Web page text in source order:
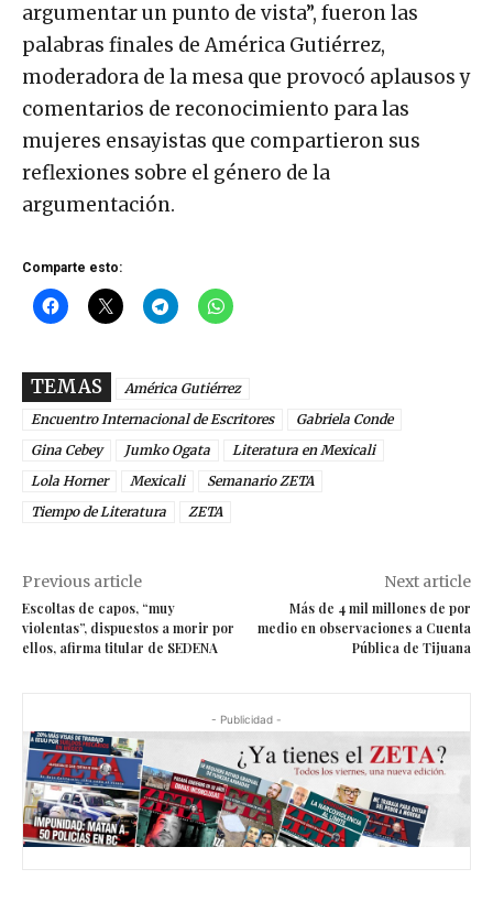
argumentar un punto de vista”, fueron las
palabras finales de América Gutiérrez,
moderadora de la mesa que provocó aplausos y
comentarios de reconocimiento para las
mujeres ensayistas que compartieron sus
reflexiones sobre el género de la
argumentación.
Comparte esto:
TEMAS
América Gutiérrez
Encuentro Internacional de Escritores
Gabriela Conde
Gina Cebey
Jumko Ogata
Literatura en Mexicali
Lola Horner
Mexicali
Semanario ZETA
Tiempo de Literatura
ZETA
Previous article
Escoltas de capos, “muy
violentas”, dispuestos a morir por
ellos, afirma titular de SEDENA
Next article
Más de 4 mil millones de por
medio en observaciones a Cuenta
Pública de Tijuana
- Publicidad -